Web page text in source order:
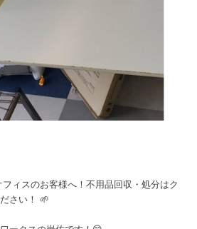
ィスのお客様へ！不用品回収・処分はク
さい！ 🌱